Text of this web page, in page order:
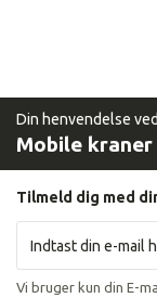
Din henvendelse
Mobile
Tilmeld dig med
Vi bruger kun din E-